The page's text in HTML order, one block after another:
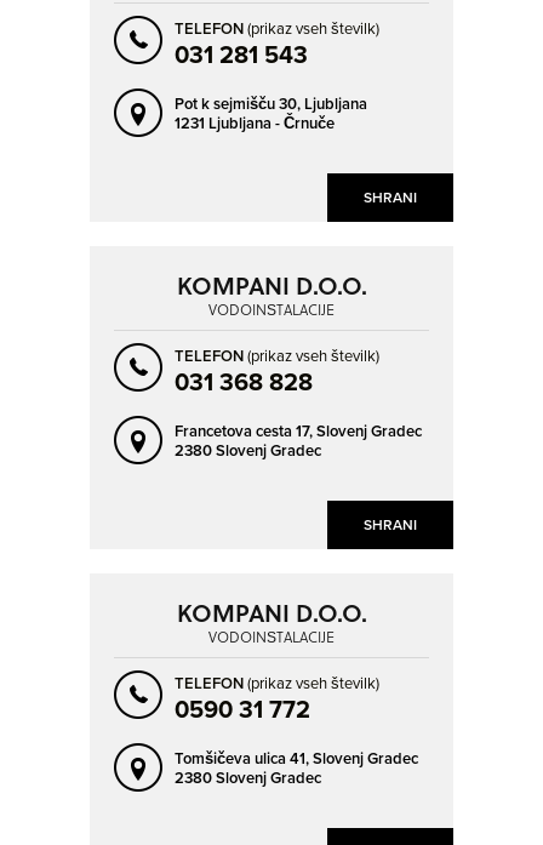
SHRANI
TELEFON(prikaz vseh številk)
031 281 543
Pot k sejmišču 30, Ljubljana
1231 Ljubljana - Črnuče
SHRANI
KOMPANI D.O.O.
VODOINŠTALACIJE
TELEFON(prikaz vseh številk)
031 368 828
Francetova cesta 17,Slovenj Gradec
2380 Slovenj Gradec
KOMPANI D.O.O.
VODOINŠTALACIJE
TELEFON(prikaz vseh številk)
0590 31 772
Tomšičeva ulica 41,Slovenj Gradec
2380 Slovenj Gradec